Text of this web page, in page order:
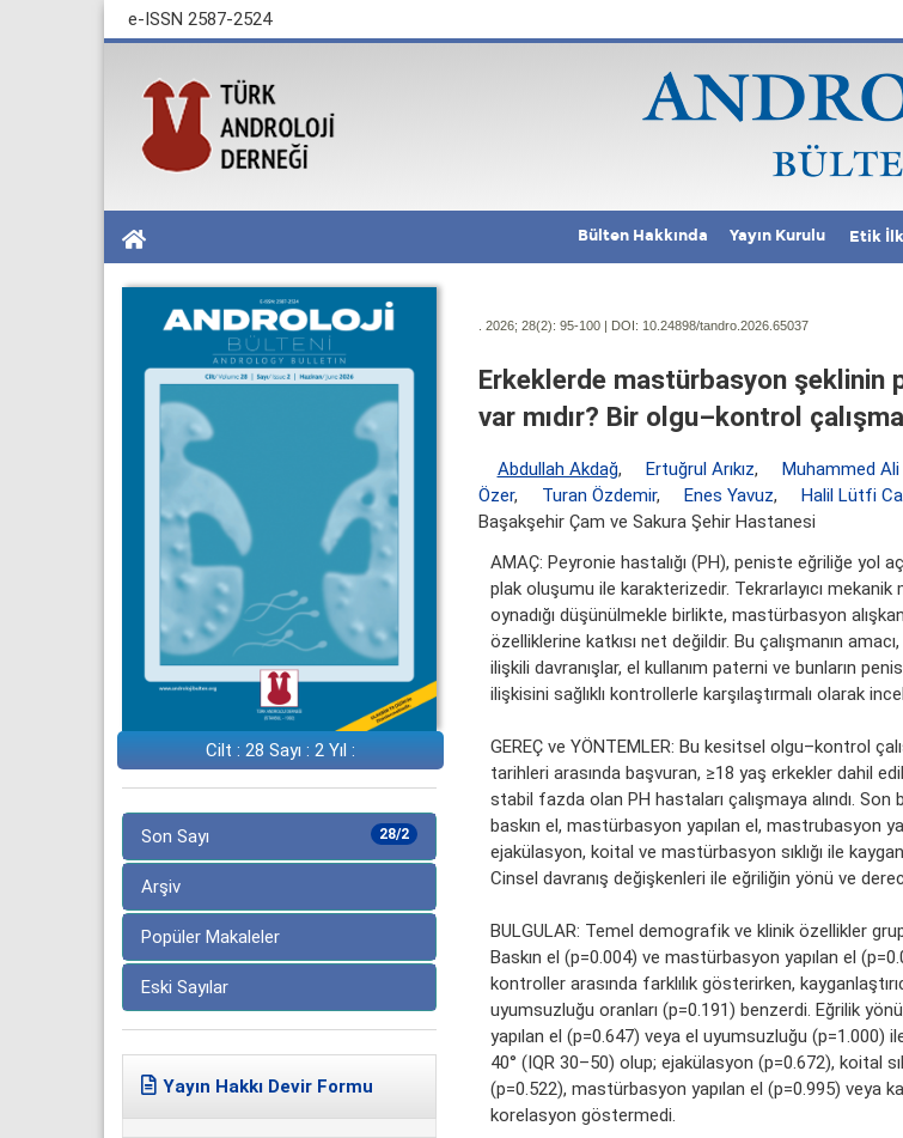
e-ISSN 2587-2524
Bülten Hakkında Yayın Kurulu Etik
Cilt : 28 Sayı : 2 Yıl :
28/2
Son Sayı
Arşiv
Popüler Makaleler
Eski Sayılar
Yayın Hakkı Devir Formu
. 2026; 28(2): 95-100 | DOI: 10.24898/tandro.2026.65037
Erkeklerde mastürbasyon şeklinin
var mıdır? Bir olgu–kontrol
Abdullah Akdağ, Ertuğrul Arıkız, Muhammed Ali
Özer, Turan Özdemir, Enes Yavuz,
Halil Lütfi
Başakşehir Çam ve Sakura Şehir Hastanesi
AMAÇ: Peyronie hastalığı (PH), peniste eğriliğe yol
plak oluşumu ile karakterizedir. Tekrarlayıcı
oynadığı düşünülmekle birlikte, mastürbasyon
özelliklerine katkısı net değildir. Bu çalışmanın
ilişkili davranışlar, el kullanım paterni ve bunların
ilişkisini sağlıklı kontrollerle karşılaştırmalı olarak
GEREÇ ve YÖNTEMLER: Bu kesitsel olgu–kontrol
tarihleri arasında başvuran, ≥18 yaş erkekler dahil
stabil fazda olan PH hastaları çalışmaya alındı. Son
baskın el, mastürbasyon yapılan el, mastrubasyon
ejakülasyon, koital ve mastürbasyon sıklığı ile
Cinsel davranış değişkenleri ile eğriliğin yönü ve
BULGULAR: Temel demografik ve klinik özellikler
Baskın el (p=0.004) ve mastürbasyon yapılan el
kontroller arasında farklılık gösterirken,
uyumsuzluğu oranları (p=0.191) benzerdi. Eğrilik
yapılan el (p=0.647) veya el uyumsuzluğu (p=1.000)
40° (IQR 30–50) olup; ejakülasyon (p=0.672), koital
(p=0.522), mastürbasyon yapılan el (p=0.995) veya
korelasyon göstermedi.